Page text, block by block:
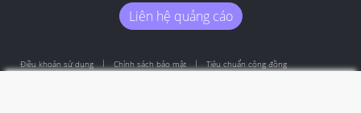
Liên hệ quảng cáo
Điều khoản sử dụng Chính sách bảo mật Tiêu chuẩn cộng đồng